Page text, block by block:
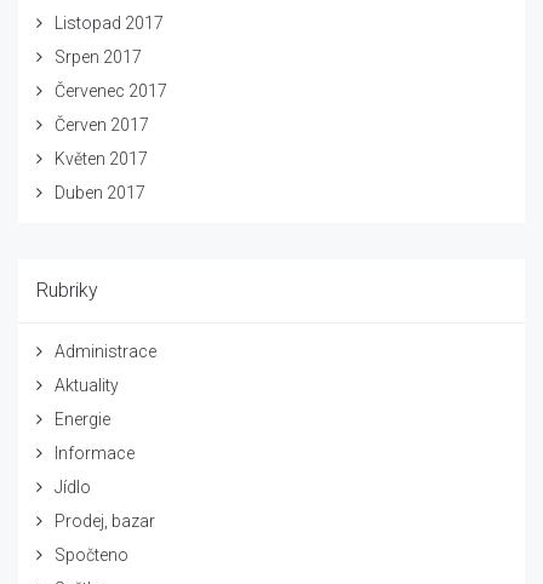
Listopad 2017
Srpen 2017
Červenec 2017
Červen 2017
Květen 2017
Duben 2017
Rubriky
Administrace
Aktuality
Energie
Informace
Jídlo
Prodej, bazar
Spočteno